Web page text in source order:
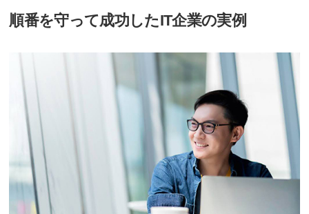
順番を守って成功したIT企業の実例